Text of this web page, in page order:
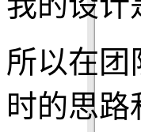
所以在团
时的思